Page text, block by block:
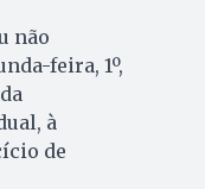
não
feira, 1º,
à
de